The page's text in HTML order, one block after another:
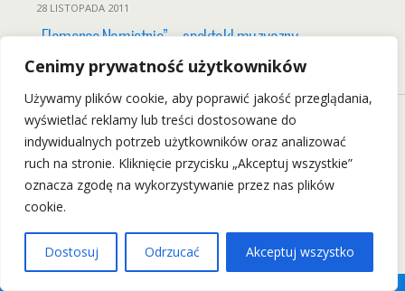
Cenimy prywatność użytkowników
Używamy plików cookie, aby poprawić jakość przeglądania,
wyświetlać reklamy lub treści dostosowane do
indywidualnych potrzeb użytkowników oraz analizować
ruch na stronie. Kliknięcie przycisku „Akceptuj wszystkie”
oznacza zgodę na wykorzystywanie przez nas plików
cookie.
Dostosuj Odrzucać Akceptuj wszystko
28 LISTOPADA 2011
„Flamenco Namiętnie” – spektakl muzyczny
w reżyserii Krystyny Jandy (2.02.12)
Back to top
Mobile Desktop
Wszelkie Prawa Zastrzeżone: wrockfest.pl 2011